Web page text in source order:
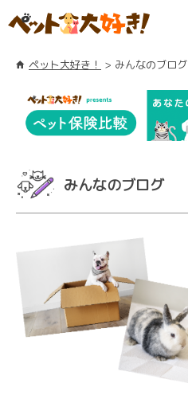
ペット大好き！ みんなのブログ
みんなのブログ